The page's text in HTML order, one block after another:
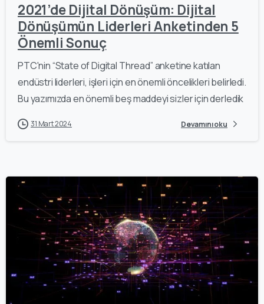
2021’de Dijital Dönüşüm: Dijital
Dönüşümün Liderleri Anketinden 5
Önemli Sonuç
PTC'nin “State of Digital Thread” anketine katılan
endüstri liderleri, işleri için en önemli öncelikleri belirledi.
Bu yazımızda en önemli beş maddeyi sizler için derledik
31 Mart 2024 Devamını oku